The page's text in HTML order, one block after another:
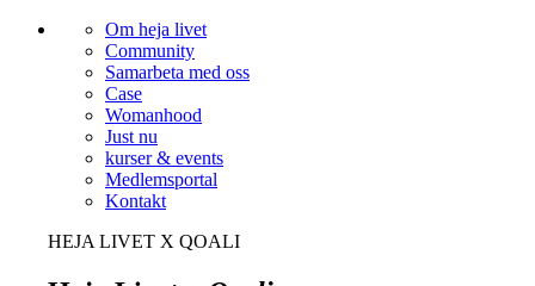
Om heja livet
Community
Samarbeta med oss
Case
Womanhood
Just nu
kurser & events
Medlemsportal
Kontakt
HEJA LIVET X QOALI